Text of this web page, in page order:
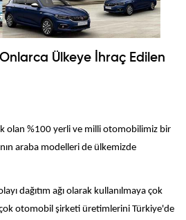
Onlarca Ülkeye İhraç Edilen
olan %100 yerli ve milli otomobilimiz bir
araba modelleri de ülkemizde
dağıtım ağı olarak kullanılmaya çok
otomobil şirketi üretimlerini Türkiye'de